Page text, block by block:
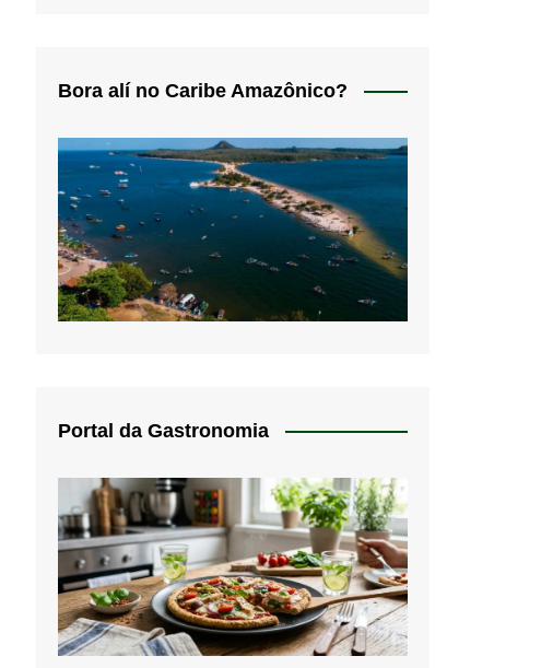
Bora alí no Caribe Amazônico?
Portal da Gastronomia